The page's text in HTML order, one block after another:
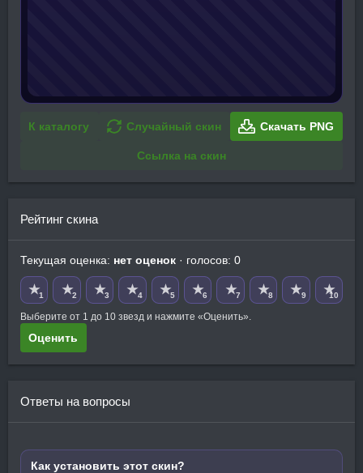
К каталогу Случайный скин Скачать PNG
Ссылка на скин
Рейтинг скина
Текущая оценка: нет оценок · голосов: 0
★1 ★2 ★3 ★4 ★5 ★6 ★7 ★8 ★9 ★10
Выберите от 1 до 10 звезд и нажмите «Оценить».
Оценить
Ответы на вопросы
Как установить этот скин?